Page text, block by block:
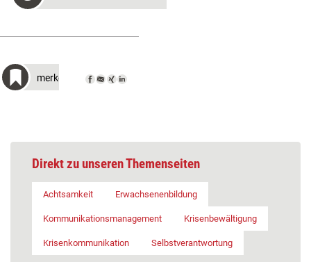
merken
Direkt zu unseren Themenseiten
Achtsamkeit Erwachsenenbildung
Kommunikationsmanagement Krisenbewältigung
Krisenkommunikation Selbstverantwortung